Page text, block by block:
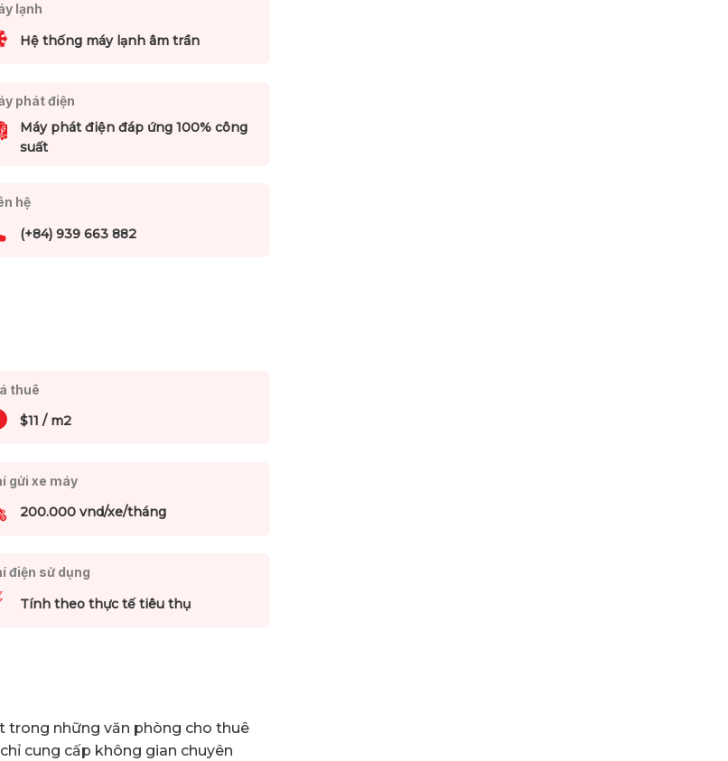
lạnh
Hệ thống máy lạnh âm trần
phát điện
Máy phát điện đáp ứng 100% công
suất
hệ
(+84) 939 663 882
thuê
$11 / m2
gửi xe máy
200.000 vnd/xe/tháng
điện sử dụng
Tính theo thực tế tiêu thụ
trong những văn phòng cho thuê
cung cấp không gian chuyên